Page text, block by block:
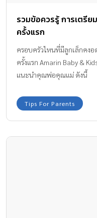
รวมข้อควรรู้ การเตรี
ครั้งแรก
ครอบครัวไหนที่มีลูกเล็กคงอ
ครั้งแรก Amarin Baby &
แนะนำคุณพ่อคุณแม่ ดังนี้
Tips For Parents